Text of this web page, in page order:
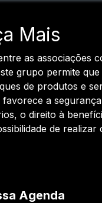
Mais
as associações
grupo permite
de produtos e
a
o direito à
de
Agenda